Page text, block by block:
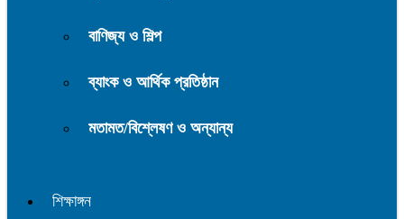
বাণিজ্য ও শিল্প
ব্যাংক ও আর্থিক প্রতিষ্ঠান
মতামত/বিশ্লেষণ ও অন্যান্য
শিক্ষাঙ্গন